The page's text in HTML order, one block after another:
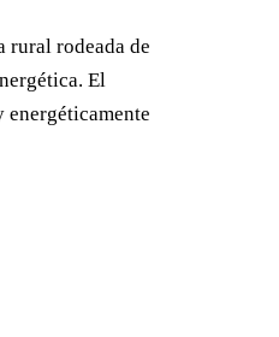
rural rodeada de
El